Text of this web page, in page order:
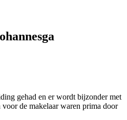
gehad en er wordt bijzonder met
de makelaar waren prima door